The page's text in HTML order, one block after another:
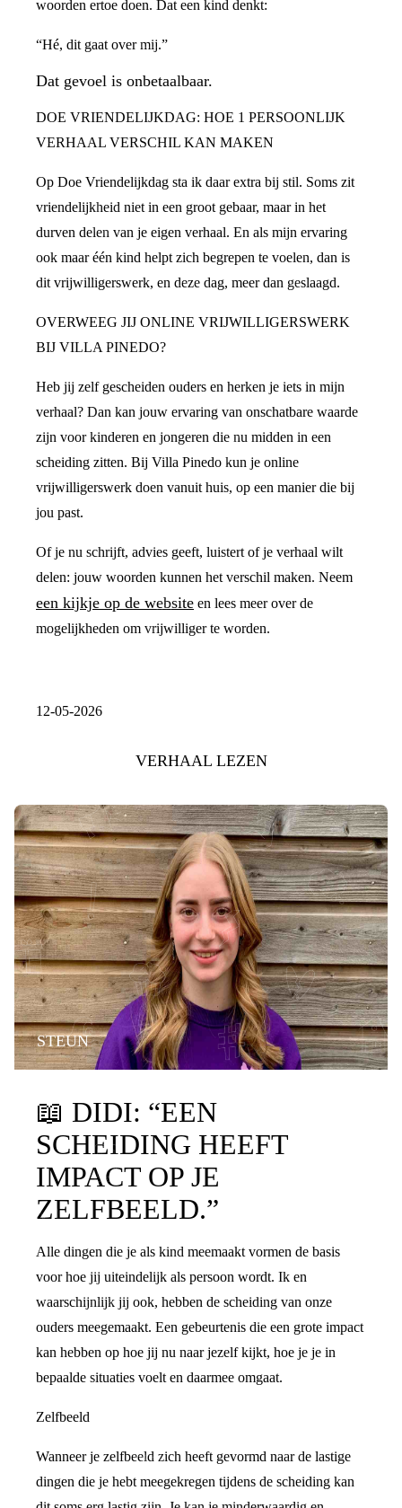
woorden ertoe doen. Dat een kind denkt:
“Hé, dit gaat over mij.”
Dat gevoel is onbetaalbaar.
DOE VRIENDELIJKDAG: HOE 1 PERSOONLIJK
VERHAAL VERSCHIL KAN MAKEN
Op Doe Vriendelijkdag sta ik daar extra bij stil. Soms zit
vriendelijkheid niet in een groot gebaar, maar in het
durven delen van je eigen verhaal. En als mijn ervaring
ook maar één kind helpt zich begrepen te voelen, dan is
dit vrijwilligerswerk, en deze dag, meer dan geslaagd.
OVERWEEG JIJ ONLINE VRIJWILLIGERSWERK
BIJ VILLA PINEDO?
Heb jij zelf gescheiden ouders en herken je iets in mijn
verhaal? Dan kan jouw ervaring van onschatbare waarde
zijn voor kinderen en jongeren die nu midden in een
scheiding zitten. Bij Villa Pinedo kun je online
vrijwilligerswerk doen vanuit huis, op een manier die bij
jou past.
Of je nu schrijft, advies geeft, luistert of je verhaal wilt
delen: jouw woorden kunnen het verschil maken. Neem
een kijkje op de website en lees meer over de
mogelijkheden om vrijwilliger te worden.
12-05-2026
VERHAAL LEZEN
STEUN
📖 DIDI: “EEN
SCHEIDING HEEFT
IMPACT OP JE
ZELFBEELD.”
Alle dingen die je als kind meemaakt vormen de basis
voor hoe jij uiteindelijk als persoon wordt. Ik en
waarschijnlijk jij ook, hebben de scheiding van onze
ouders meegemaakt. Een gebeurtenis die een grote impact
kan hebben op hoe jij nu naar jezelf kijkt, hoe je je in
bepaalde situaties voelt en daarmee omgaat.
Zelfbeeld
Wanneer je zelfbeeld zich heeft gevormd naar de lastige
dingen die je hebt meegekregen tijdens de scheiding kan